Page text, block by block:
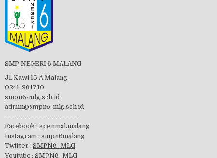
Tes Matrikulasi 2019
visitasi PPK 2019
SMP NEGERI 6 MALANG
Jl. Kawi 15 A Malang
0341-364710
smpn6-mlg.sch.id
admin@smpn6-mlg.sch.id
Facebook : spenmal.malang
Instagram : smpn6malang
Twitter : SMPN6_MLG
Youtube : SMPN6_MLG